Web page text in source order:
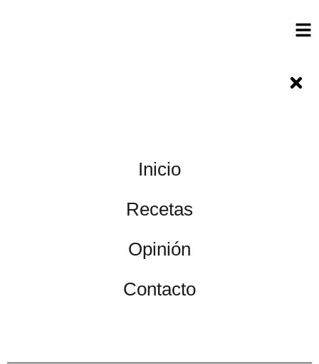
Inicio
Recetas
Opinión
Contacto